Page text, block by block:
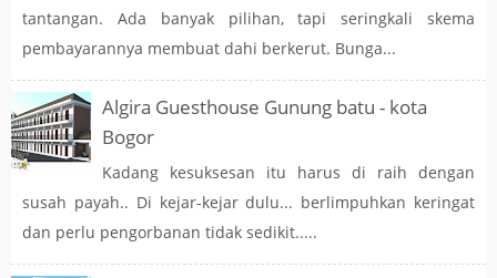
tantangan. Ada banyak pilihan, tapi seringkali skema
pembayarannya membuat dahi berkerut. Bunga...
Algira Guesthouse Gunung batu - kota
Bogor
Kadang kesuksesan itu harus di raih dengan
susah payah.. Di kejar-kejar dulu... berlimpuhkan keringat
dan perlu pengorbanan tidak sedikit.....